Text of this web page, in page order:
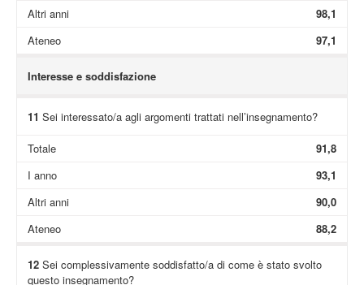
Altri anni
98,1
Ateneo
97,1
Interesse e soddisfazione
11 Sei interessato/a agli argomenti trattati nell’insegnamento?
Totale
91,8
I anno
93,1
Altri anni
90,0
Ateneo
88,2
12Sei complessivamente soddisfatto/a di come è stato svolto
questo insegnamento?